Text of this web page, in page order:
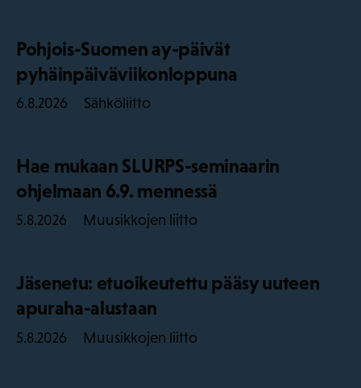
Pohjois-Suomen ay-päivät
pyhäinpäiväviikonloppuna
6.8.2026 Sähköliitto
Hae mukaan SLURPS-seminaarin
ohjelmaan 6.9. mennessä
5.8.2026 Muusikkojen liitto
Jäsenetu: etuoikeutettu pääsy uuteen
apuraha-alustaan
5.8.2026 Muusikkojen liitto